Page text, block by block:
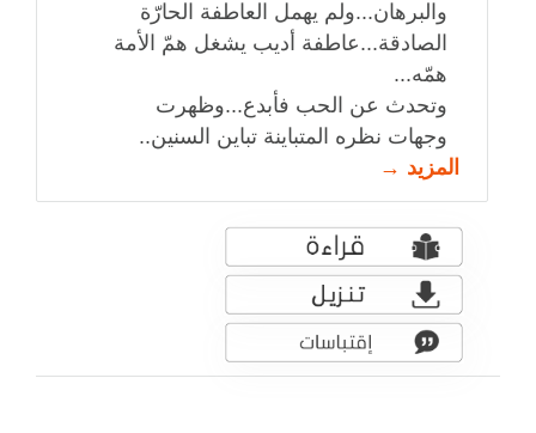
والبرهان...ولم يهمل العاطفة الحارّة
الصادقة...عاطفة أديب يشغل همّ الأمة
همّه...
وتحدث عن الحب فأبدع...وظهرت
وجهات نظره المتباينة تباين السنين..
المزيد →